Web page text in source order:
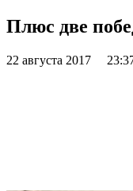
Плюс две
22 августа 2017